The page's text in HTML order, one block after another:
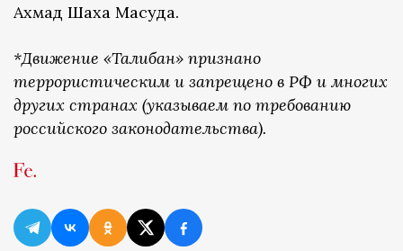
Ахмад Шаха Масуда.
*Движение «Талибан» признано
террористическим и запрещено в РФ и многих
других странах (указываем по требованию
российского законодательства).